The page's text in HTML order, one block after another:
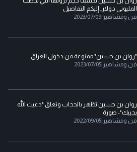
المليوني دولار.. إليكم التفاصيل
فن ومشاهير |
2023/07/09
"روان بن حسين" ممنوعة من دخول العراق
فن ومشاهير |
2023/07/05
روان بن حسين تظهر بالحجاب وتعلق "دعيت الله
يجيبك"- صورة
فن ومشاهير |
2022/09/05